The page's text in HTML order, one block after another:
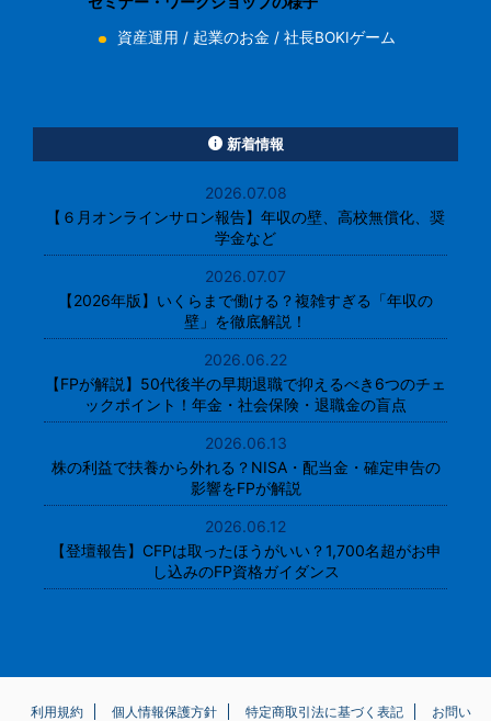
資産運用 / 起業のお金 /社長BOKIゲーム
新着情報
2026.07.08
【６月オンラインサロン報告】年収の壁、高校無償化、奨
学金など
2026.07.07
【2026年版】いくらまで働ける？複雑すぎる「年収の
壁」を徹底解説！
2026.06.22
【FPが解説】50代後半の早期退職で抑えるべき6つのチェ
ックポイント！年金・社会保険・退職金の盲点
2026.06.13
株の利益で扶養から外れる？NISA・配当金・確定申告の
影響をFPが解説
2026.06.12
【登壇報告】CFPは取ったほうがいい？1,700名超がお申
し込みのFP資格ガイダンス
利用規約 個人情報保護方針 特定商取引法に基づく表記 お問い